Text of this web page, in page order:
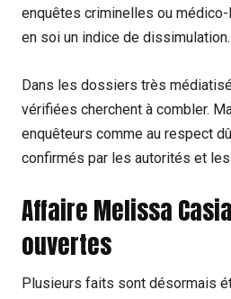
enquêtes criminelles ou
en soi un indice de dissimulation.
Dans les dossiers très
vérifiées cherchent à combler.
enquêteurs comme au respect
confirmés par les autorités et
Affaire Melissa
ouvertes
Plusieurs faits sont désormais